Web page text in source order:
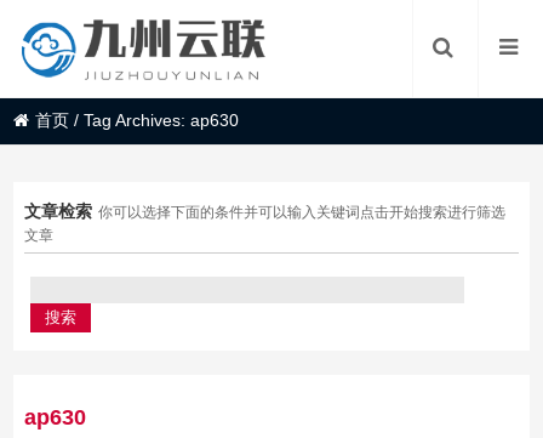
首页 /Tag Archives: ap630
文章检索 你可以选择下面的条件并可以输入关键词点击开始搜索进行筛选
文章
ap630